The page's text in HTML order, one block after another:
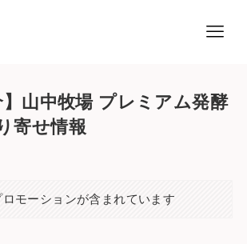
】山中牧場 プレミアム発酵
寄せ情報
モーションが含まれています